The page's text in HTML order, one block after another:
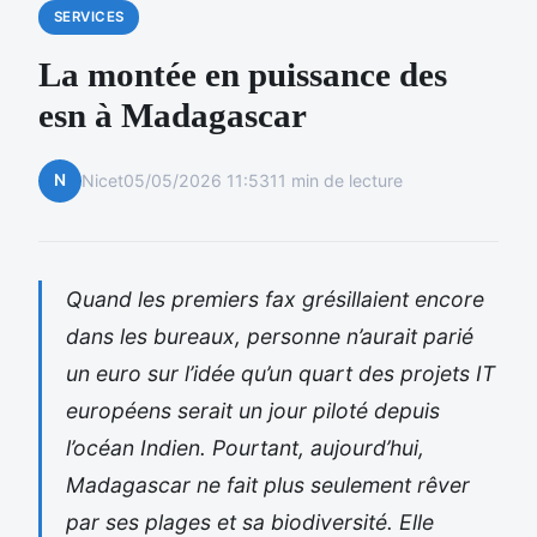
SERVICES
La montée en puissance des
esn à Madagascar
N Nicet05/05/2026 11:5311 min de lecture
Quand les premiers fax grésillaient encore
dans les bureaux, personne n’aurait parié
un euro sur l’idée qu’un quart des projets IT
européens serait un jour piloté depuis
l’océan Indien. Pourtant, aujourd’hui,
Madagascar ne fait plus seulement rêver
par ses plages et sa biodiversité. Elle